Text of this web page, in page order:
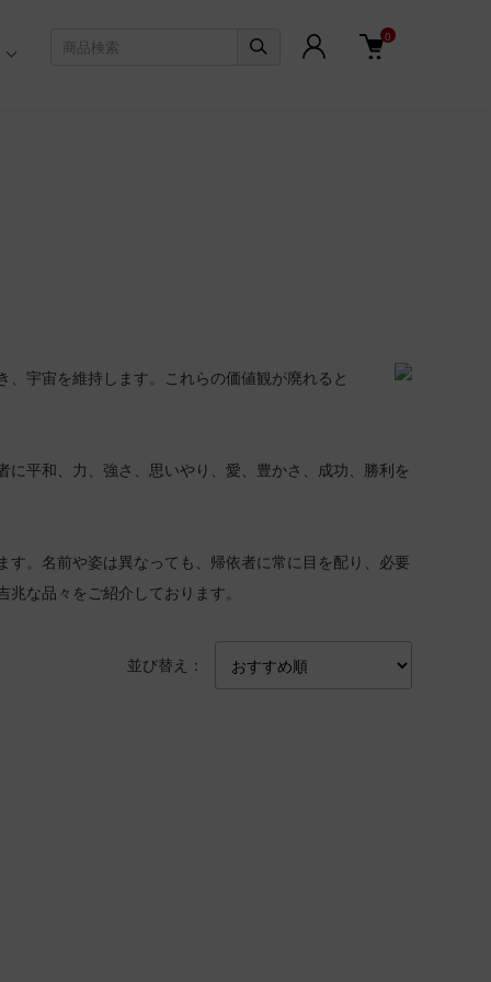
0
宇宙を維持します。これらの価値観が廃れると
平和、力、強さ、思いやり、愛、豊かさ、成功、勝利を
。名前や姿は異なっても、帰依者に常に目を配り、必要
な品々をご紹介しております。
並び替え：